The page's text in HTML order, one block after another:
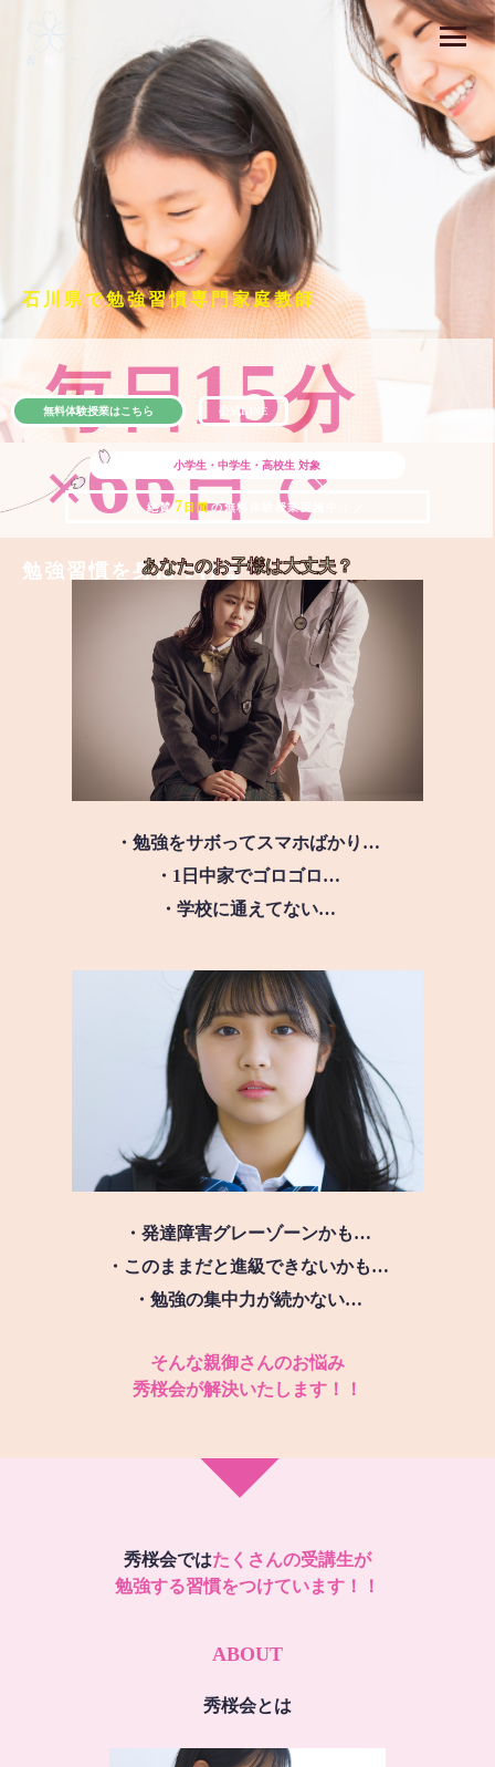
石川県で勉強習慣専門家庭教師
毎日15分
×66日で
勉強習慣を身につける
小学生・中学生・高校生 対象
＼ 絶賛 7 日間の無料体験授業実施中!! ／
無料体験授業はこちら 公式LINE
あなたのお子様は大丈夫？
・勉強をサボってスマホばかり…
・1日中家でゴロゴロ…
・学校に通えてない…
・発達障害グレーゾーンかも…
・このままだと進級できないかも…
・勉強の集中力が続かない…
そんな親御さんのお悩み
秀桜会が解決いたします！！
秀桜会ではたくさんの受講生が
勉強する習慣をつけています！！
ABOUT
秀桜会とは